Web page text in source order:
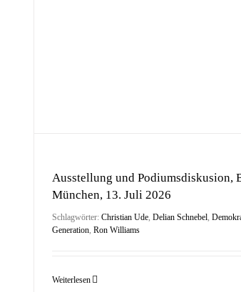
Ausstellung und Podiumsdiskusion,
München, 13. Juli 2026
Schlagwörter: Christian Ude, Delian Schnebel,
Generation, Ron Williams
Weiterlesen